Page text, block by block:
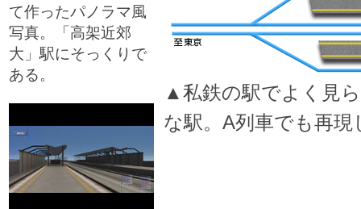
て作ったパノラマ風
写真。「高架近郊
大」駅にそっくりで
ある。
▲私鉄の駅でよく見
な駅。A列車でも再現